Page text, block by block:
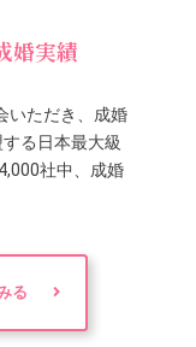
婚実績
いただき、成婚
る日本最大級
社中、成婚
る